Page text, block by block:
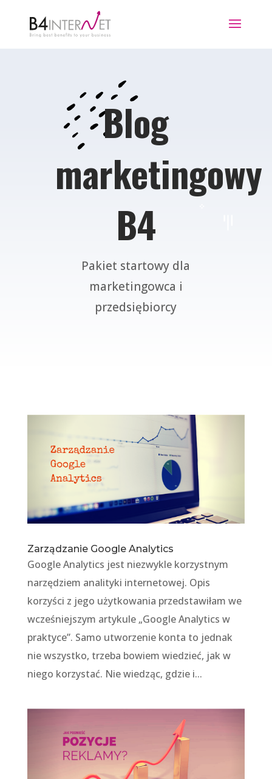
Blog
marketingowy
B4
Pakiet startowy dla
marketingowca i
przedsiębiorcy
Zarządzanie Google Analytics
Google Analytics jest niezwykle korzystnym
narzędziem analityki internetowej. Opis
korzyści z jego użytkowania przedstawiłam we
wcześniejszym artykule „Google Analytics w
praktyce”. Samo utworzenie konta to jednak
nie wszystko, trzeba bowiem wiedzieć, jak w
niego korzystać. Nie wiedząc, gdzie i...